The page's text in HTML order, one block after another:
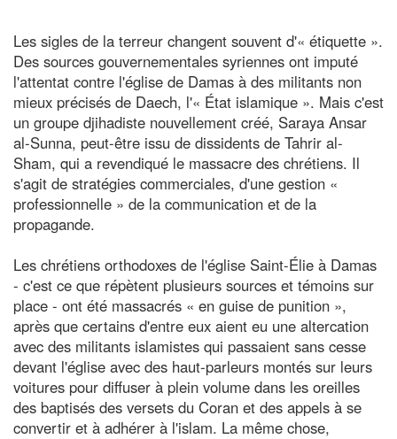
Les sigles de la terreur changent souvent d'« étiquette ».
Des sources gouvernementales syriennes ont imputé
l'attentat contre l'église de Damas à des militants non
mieux précisés de Daech, l'« État islamique ». Mais c'est
un groupe djihadiste nouvellement créé, Saraya Ansar
al-Sunna, peut-être issu de dissidents de Tahrir al-
Sham, qui a revendiqué le massacre des chrétiens. Il
s'agit de stratégies commerciales, d'une gestion «
professionnelle » de la communication et de la
propagande.
Les chrétiens orthodoxes de l'église Saint-Élie à Damas
- c'est ce que répètent plusieurs sources et témoins sur
place - ont été massacrés « en guise de punition »,
après que certains d'entre eux aient eu une altercation
avec des militants islamistes qui passaient sans cesse
devant l'église avec des haut-parleurs montés sur leurs
voitures pour diffuser à plein volume dans les oreilles
des baptisés des versets du Coran et des appels à se
convertir et à adhérer à l'islam. La même chose,